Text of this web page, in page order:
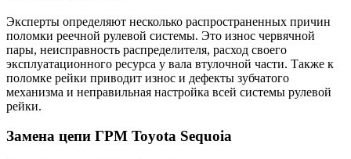
Эксперты определяют несколько распространенных причин
поломки реечной рулевой системы. Это износ червячной
пары, неисправность распределителя, расход своего
эксплуатационного ресурса у вала втулочной части. Также к
поломке рейки приводит износ и дефекты зубчатого
механизма и неправильная настройка всей системы рулевой
рейки.
Замена цепи ГРМ Toyota Sequoia